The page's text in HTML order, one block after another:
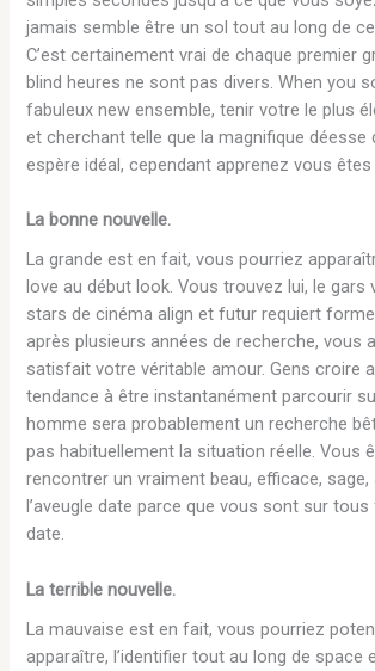
jamais semble être un sol tout au long de
C’est certainement vrai de chaque premier
blind heures ne sont pas divers. When you
fabuleux new ensemble, tenir votre le plus
et cherchant telle que la magnifique déesse
espère idéal, cependant apprenez vous
La bonne nouvelle.
La grande est en fait, vous pourriez
love au début look. Vous trouvez lui, le gars
stars de cinéma align et futur requiert
après plusieurs années de recherche, vous
satisfait votre véritable amour. Gens croire
tendance à être instantanément parcourir
homme sera probablement un recherche
pas habituellement la situation réelle. Vous
rencontrer un vraiment beau, efficace,
l’aveugle date parce que vous sont sur
date.
La terrible nouvelle.
La mauvaise est en fait, vous pourriez
apparaître, l’identifier tout au long de space